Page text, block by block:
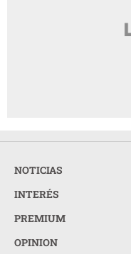
NOTICIAS
INTERÉS
PREMIUM
OPINION